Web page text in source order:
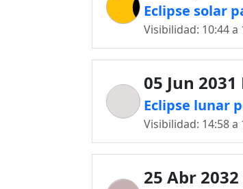
Eclipse solar
Visibilidad: 10:44 a
05 Jun
Eclipse lunar
Visibilidad: 14:58 a
25 Abr